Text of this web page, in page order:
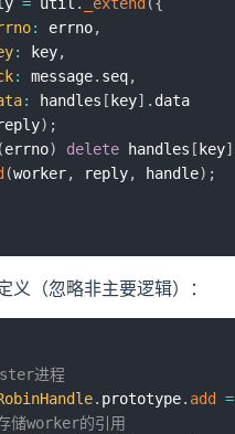
: errno,
: key,
: message. seq,
: handles [key] . data
) ;
(errno) delete handles [key]
(worker, reply, handle) ;
义（忽略非主要逻辑）：
进程
. prototype. add =
worker的引用